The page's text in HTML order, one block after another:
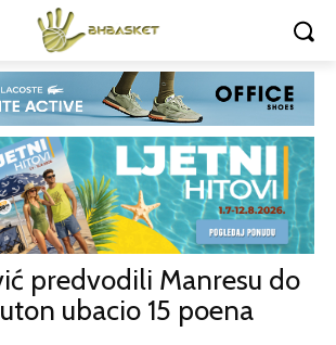
predvodili Manresu do
ubacio 15 poena